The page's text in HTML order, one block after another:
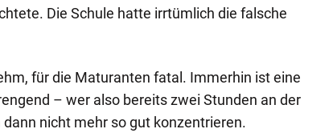
Die Schule hatte irrtümlich die falsche
für die Maturanten fatal. Immerhin ist eine
– wer also bereits zwei Stunden an der
nicht mehr so gut konzentrieren.